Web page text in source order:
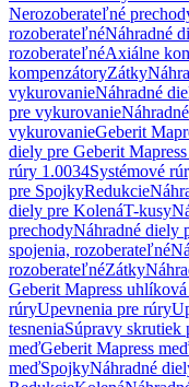
Nerozoberateľné
rozoberateľnéNáhradné
rozoberateľnéAxiálne
kompenzátoryZátky
vykurovanieNáhradné
pre vykurovanie
vykurovanieGeberit
diely pre Geberit
rúry 1.0034Systémové
pre SpojkyRedukcie
diely pre KolenáT-kusy
prechodyNáhradné diely
spojenia, rozoberateľné
rozoberateľnéZátky
Geberit Mapress
rúryUpevnenia pre rúry
tesneniaSúpravy skrutiek
meďGeberit Mapress meď
meďSpojkyNáhradné